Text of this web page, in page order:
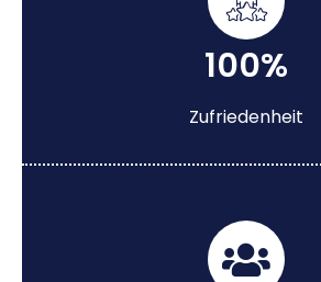
100%
Zufriedenheit